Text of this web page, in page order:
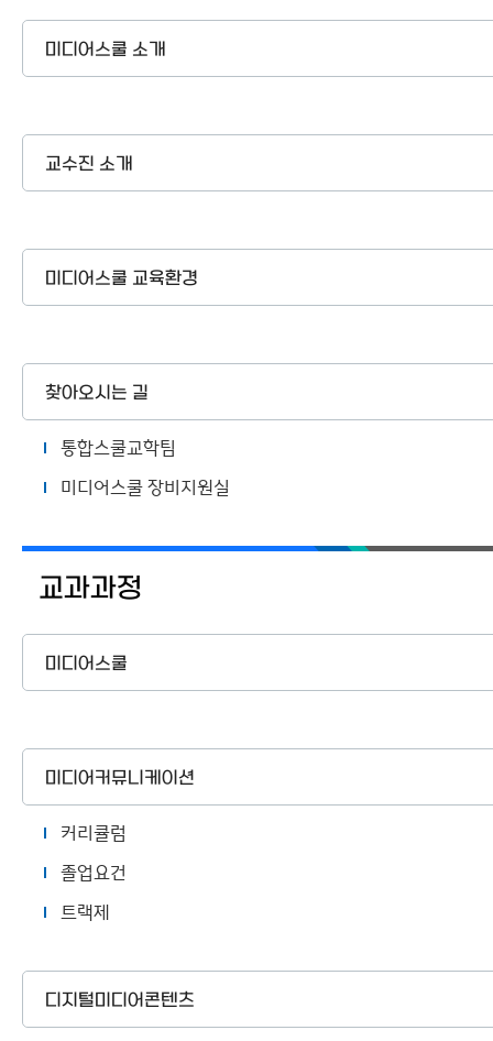
이용안내
미디어스쿨 소개
교수진 소개
미디어스쿨 교육환경
찾아오시는 길
통합스쿨교학팀
미디어스쿨 장비지원실
교과과정
미디어스쿨
미디어커뮤니케이션
커리큘럼
졸업요건
트랙제
디지털미디어콘텐츠